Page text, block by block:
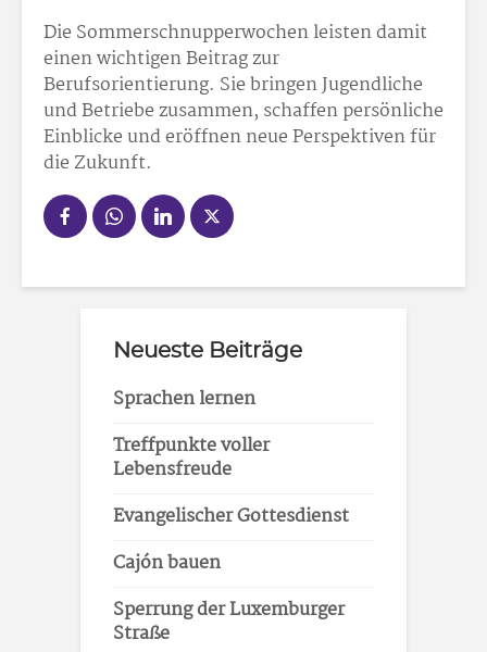
Die Sommerschnupperwochen leisten damit
einen wichtigen Beitrag zur
Berufsorientierung. Sie bringen Jugendliche
und Betriebe zusammen, schaffen persönliche
Einblicke und eröffnen neue Perspektiven für
die Zukunft.
Neueste Beiträge
Sprachen lernen
Treffpunkte voller
Lebensfreude
Evangelischer Gottesdienst
Cajón bauen
Sperrung der Luxemburger
Straße